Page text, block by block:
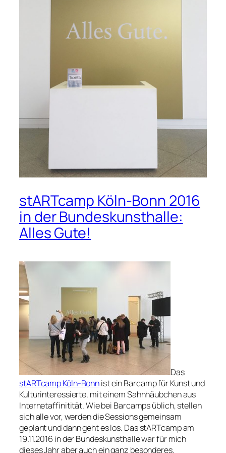
stARTcamp Köln-Bonn 2016
in der Bundeskunsthalle:
Alles Gute!
Das
stARTcamp Köln-Bonnist ein Barcamp für Kunst und
Kulturinteressierte, mit einem Sahnhäubchen aus
Internetaffinitität. Wie bei Barcamps üblich, stellen
sich alle vor, werden die Sessions gemeinsam
geplant und dann geht es los. Das stARTcamp am
19.11.2016 in der Bundeskunsthalle war für mich
dieses Jahr aber auch ein ganz besonderes.